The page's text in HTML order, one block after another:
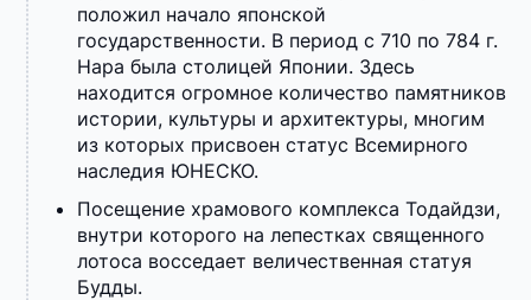
положил начало японской
государственности. В период с 710 по 784 г.
Нара была столицей Японии. Здесь
находится огромное количество памятников
истории, культуры и архитектуры, многим
из которых присвоен статус Всемирного
наследия ЮНЕСКО.
Посещение храмового комплекса Тодайдзи,
внутри которого на лепестках священного
лотоса восседает величественная статуя
Будды.